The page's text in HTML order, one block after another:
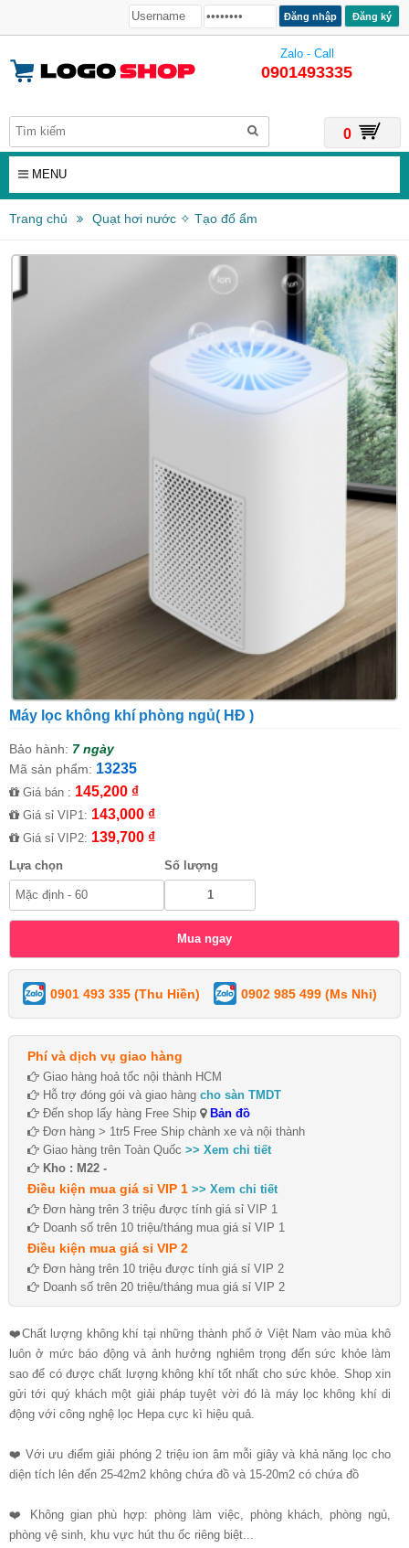
Đăng ký
Zalo - Call
0901493335
0
MENU
Trang chủ Quạt hơi nước ✧ Tạo đổ ẩm
Máy lọc không khí phòng ngủ( HĐ )
Bảo hành: 7 ngày
Mã sản phẩm: 13235
Giá bán : 145,200 ₫
Giá sỉ VIP1: 143,000 ₫
Giá sỉ VIP2: 139,700 ₫
Lựa chọn Số lượng
0901 493 335 (Thu Hiền) 0902 985 499 (Ms Nhi)
Phí và dịch vụ giao hàng
Giao hàng hoả tốc nội thành HCM
Hỗ trợ đóng gói và giao hàng cho sàn TMDT
Đến shop lấy hàng Free Ship
Bản đồ
Đơn hàng > 1tr5 Free Ship chành xe và nội thành
Giao hàng trên Toàn Quốc >> Xem chi tiết
Kho : M22 -
Điều kiện mua giá sỉ VIP 1 >> Xem chi tiết
Đơn hàng trên 3 triệu được tính giá sỉ VIP 1
Doanh số trên 10 triệu/tháng mua giá sỉ VIP 1
Điều kiện mua giá sỉ VIP 2
Đơn hàng trên 10 triệu được tính giá sỉ VIP 2
Doanh số trên 20 triệu/tháng mua giá sỉ VIP 2
❤️Chất lượng không khí tại những thành phố ở Việt Nam vào mùa khô
luôn ở mức báo động và ảnh hưởng nghiêm trọng đến sức khỏe làm
sao để có được chất lượng không khí tốt nhất cho sức khỏe. Shop xin
gửi tới quý khách một giải pháp tuyệt vời đó là máy lọc không khí di
động với công nghệ lọc Hepa cực kì hiệu quả.
❤️ Với ưu điểm giải phóng 2 triệu ion âm mỗi giây và khả năng lọc cho
diện tích lên đến 25-42m2 không chứa đồ và 15-20m2 có chứa đồ
❤️ Không gian phù hợp: phòng làm việc, phòng khách, phòng ngủ,
phòng vệ sinh, khu vực hút thu ốc riêng biệt...